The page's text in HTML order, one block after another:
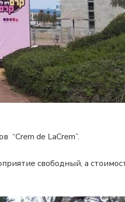
“Crem de LaCrem”.
свободный, а